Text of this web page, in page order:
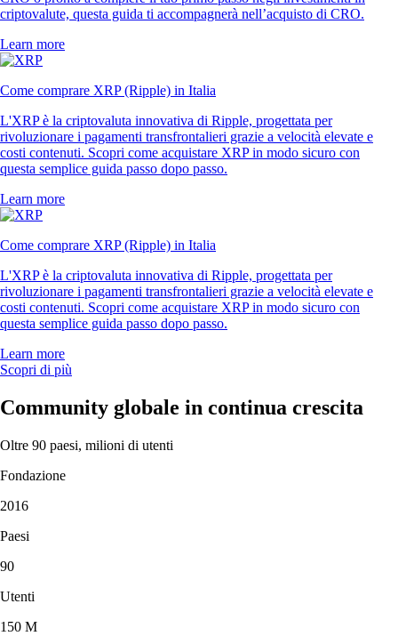
criptovalute, questa guida ti accompagnerà nell’acquisto di CRO.
Learn more
Come comprare XRP (Ripple) in Italia
L'XRP è la criptovaluta innovativa di Ripple, progettata per
rivoluzionare i pagamenti transfrontalieri grazie a velocità elevate e
costi contenuti. Scopri come acquistare XRP in modo sicuro con
questa semplice guida passo dopo passo.
Learn more
Come comprare XRP (Ripple) in Italia
L'XRP è la criptovaluta innovativa di Ripple, progettata per
rivoluzionare i pagamenti transfrontalieri grazie a velocità elevate e
costi contenuti. Scopri come acquistare XRP in modo sicuro con
questa semplice guida passo dopo passo.
Learn more
Scopri di più
Community globale in continua crescita
Oltre 90 paesi, milioni di utenti
Fondazione
2016
Paesi
90
Utenti
150 M